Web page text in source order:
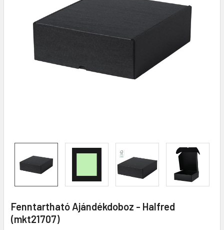
Fenntartható Ajándékdoboz - Halfred
(mkt21707)